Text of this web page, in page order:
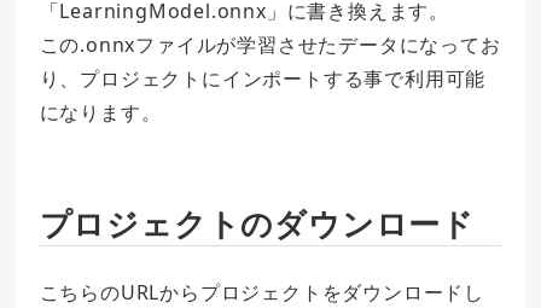
「LearningModel.onnx」に書き換えます。
この.onnxファイルが学習させたデータになってお
り、プロジェクトにインポートする事で利用可能
になります。
プロジェクトのダウンロード
こちらのURLからプロジェクトをダウンロードし